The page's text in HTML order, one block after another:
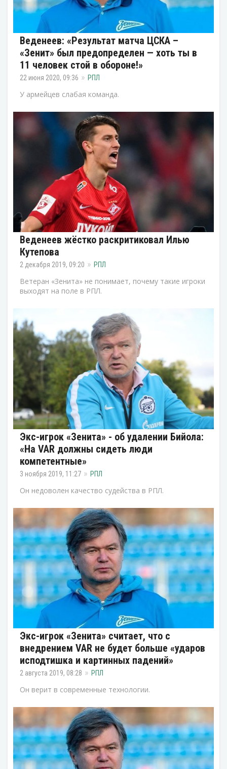
Веденеев: «Результат матча ЦСКА –
«Зенит» был предопределен — хоть ты в
11 человек стой в обороне!»
22 июня 2020, 09:36 РПЛ
У армейцев слабая команда.
Веденеев жёстко раскритиковал Илью
Кутепова
2 декабря 2019, 09:20 РПЛ
Ветеран «Зенита» не понимает, почему такие игроки
выходят на поле в РПЛ.
Экс-игрок «Зенита» - об удалении Бийола:
«На VAR должны сидеть люди
компетентные»
3 ноября 2019, 11:27 РПЛ
Он недоволен качество судейства в РПЛ.
Экс-игрок «Зенита» считает, что с
внедрением VAR не будет больше «ударов
исподтишка и картинных падений»
2 августа 2019, 08:28 РПЛ
Он верит в современные технологии.